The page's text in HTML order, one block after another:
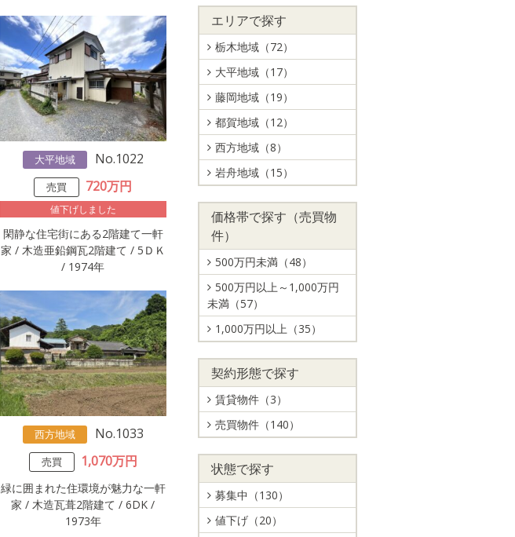
大平地域 No.1022
売買 720万円
値下げしました
閑静な住宅街にある2階建て一軒
家 / 木造亜鉛鋼瓦2階建て / 5ＤＫ
/ 1974年
西方地域 No.1033
売買 1,070万円
緑に囲まれた住環境が魅力な一軒
家 / 木造瓦葺2階建て / 6DK /
1973年
エリアで探す
栃木地域（72）
大平地域（17）
藤岡地域（19）
都賀地域（12）
西方地域（8）
岩舟地域（15）
価格帯で探す（売買物
件）
500万円未満（48）
500万円以上～1,000万円
未満（57）
1,000万円以上（35）
契約形態で探す
賃貸物件（3）
売買物件（140）
状態で探す
募集中（130）
値下げ（20）